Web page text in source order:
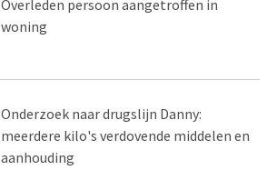
Overleden persoon aangetroffen in
woning
Onderzoek naar drugslijn Danny:
meerdere kilo's verdovende middelen en
aanhouding